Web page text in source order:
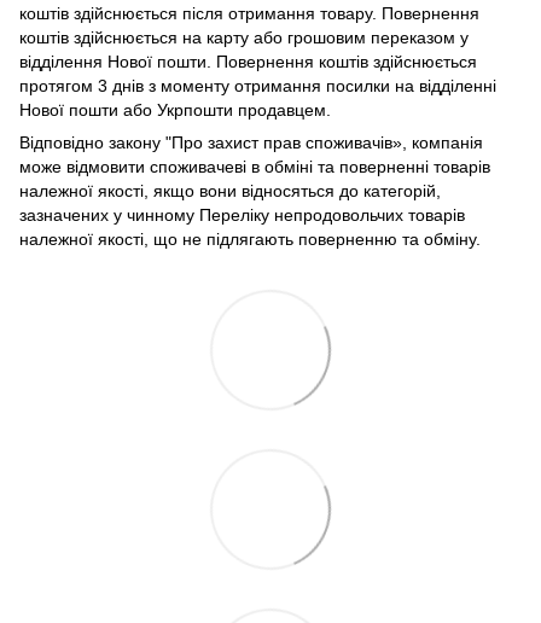
коштів здійснюється після отримання товару. Повернення
коштів здійснюється на карту або грошовим переказом у
відділення Нової пошти. Повернення коштів здійснюється
протягом 3 днів з моменту отримання посилки на відділенні
Нової пошти або Укрпошти продавцем.
Відповідно закону "Про захист прав споживачів» , компанія
може відмовити споживачеві в обміні та поверненні товарів
належної якості, якщо вони відносяться до категорій,
зазначених у чинному Переліку непродовольчих товарів
належної якості, що не підлягають поверненню та обміну.